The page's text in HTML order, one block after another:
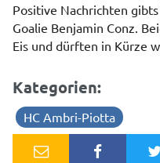
Positive Nachrichten
Goalie Benjamin Conz.
Eis und dürften in Kürze
Kategorien:
HC Ambri-Piotta